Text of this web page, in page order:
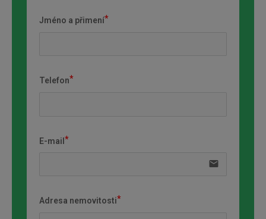
Jméno a přimení
Telefon
E-mail
email
Adresa nemovitosti